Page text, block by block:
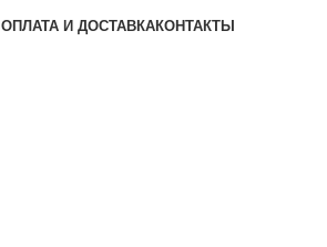
ОПЛАТА И ДОСТАВКАКОНТАКТЫ